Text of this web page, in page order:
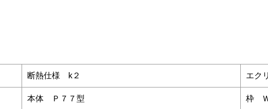
断熱仕様 k２ エク
本体 Ｐ７７型 枠 Ｗ